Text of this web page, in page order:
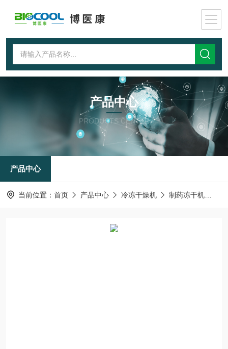
产品中心
PRODUCTS CENTER
产品中心
当前位置： 首页 产品中心 冷冻干燥机 制药冻干机